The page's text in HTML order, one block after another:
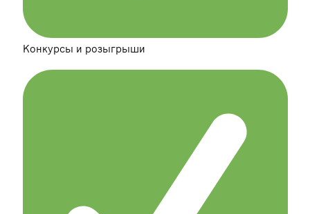
Конкурсы и розыгрыши